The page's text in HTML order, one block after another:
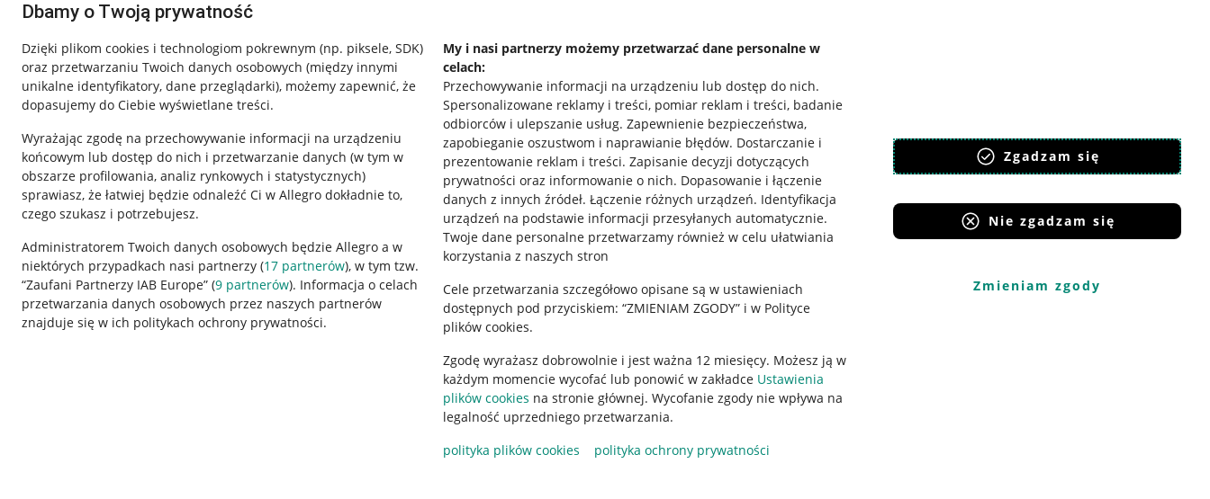
Dbamy o Twoją prywatność
Dzięki plikom cookies i technologiom pokrewnym (np. piksele, SDK)
oraz przetwarzaniu Twoich danych osobowych (między innymi
unikalne identyfikatory, dane przeglądarki), możemy zapewnić, że
dopasujemy do Ciebie wyświetlane treści.
Wyrażając zgodę na przechowywanie informacji na urządzeniu
końcowym lub dostęp do nich i przetwarzanie danych (w tym w
obszarze profilowania, analiz rynkowych i statystycznych)
sprawiasz, że łatwiej będzie odnaleźć Ci w Allegro dokładnie to,
czego szukasz i potrzebujesz.
Administratorem Twoich danych osobowych będzie Allegro a w
niektórych przypadkach nasi partnerzy (17 partnerów), w tym tzw.
“Zaufani Partnerzy IAB Europe” (9 partnerów). Informacja o celach
przetwarzania danych osobowych przez naszych partnerów
znajduje się w ich politykach ochrony prywatności.
My i nasi partnerzy możemy przetwarzać dane personalne w
celach:
Przechowywanie informacji na urządzeniu lub dostęp do nich.
Spersonalizowane reklamy i treści, pomiar reklam i treści, badanie
odbiorców i ulepszanie usług. Zapewnienie bezpieczeństwa,
zapobieganie oszustwom i naprawianie błędów. Dostarczanie i
prezentowanie reklam i treści. Zapisanie decyzji dotyczących
prywatności oraz informowanie o nich. Dopasowanie i łączenie
danych z innych źródeł. Łączenie różnych urządzeń. Identyfikacja
urządzeń na podstawie informacji przesyłanych automatycznie.
Twoje dane personalne przetwarzamy również w celu ułatwiania
korzystania z naszych stron
Cele przetwarzania szczegółowo opisane są w ustawieniach
dostępnych pod przyciskiem: “ZMIENIAM ZGODY” i w Polityce
plików cookies.
Zgodę wyrażasz dobrowolnie i jest ważna 12 miesięcy. Możesz ją w
każdym momencie wycofać lub ponowić w zakładce Ustawienia
plików cookies na stronie głównej. Wycofanie zgody nie wpływa na
legalność uprzedniego przetwarzania.
polityka plików cookies
polityka ochrony prywatności
Zgadzam się
Nie zgadzam się
Zmieniam zgody
Przydatne informacje
Jak to działa
Napisz do nas
Allegro Gadane dla sprzedających
Regulamin
Polityka plików "cookies"
Ustawienia plików "cookies"
Udostępnianie lokalizacji
Informacje dla Aktu o Usługach Cyfrowych
Pobierz aplikację